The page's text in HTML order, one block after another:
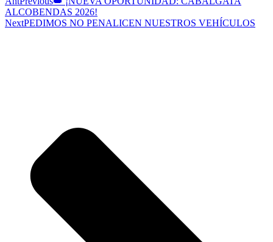
ALCOBENDAS 2026!
NextPEDIMOS NO PENALICEN NUESTROS VEHÍCULOS